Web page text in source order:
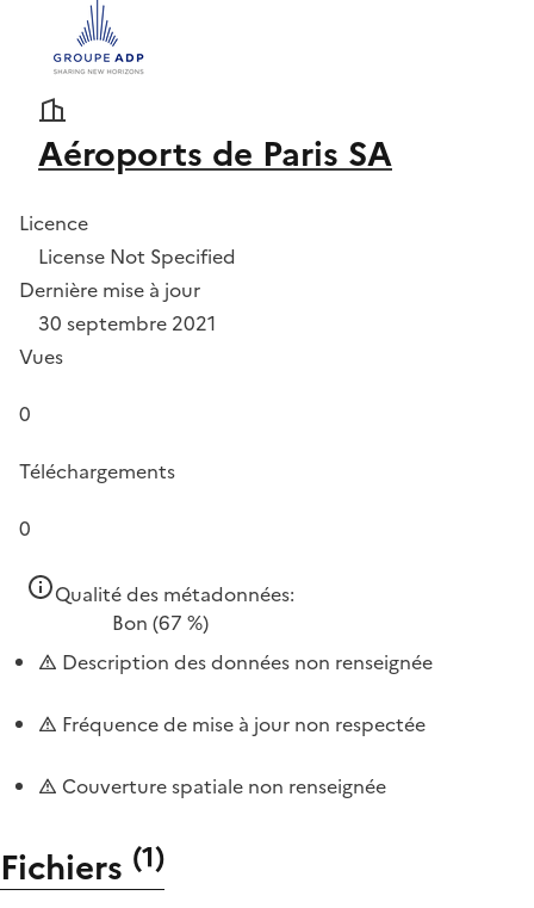
Aéroports de Paris SA
Licence
License Not Specified
Dernière mise à jour
30 septembre 2021
Vues
0
Téléchargements
0
Qualité des métadonnées:
Bon (67 %)
Description des données non renseignée
Fréquence de mise à jour non respectée
Couverture spatiale non renseignée
Fichiers (1)